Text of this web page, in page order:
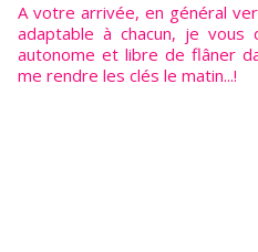
A votre arrivée, en général
adaptable à chacun, je
autonome et libre de flâner
me rendre les clés le matin...!